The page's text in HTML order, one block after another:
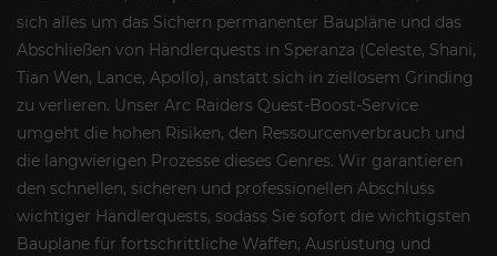
sich alles um das Sichern permanenter Baupläne und das
Abschließen von Händlerquests in Speranza (Celeste, Shani,
Tian Wen, Lance, Apollo), anstatt sich in ziellosem Grinding
zu verlieren. Unser Arc Raiders Quest-Boost-Service
umgeht die hohen Risiken, den Ressourcenverbrauch und
die langwierigen Prozesse dieses Genres. Wir garantieren
den schnellen, sicheren und professionellen Abschluss
wichtiger Händlerquests, sodass Sie sofort die wichtigsten
Baupläne für fortschrittliche Waffen, Ausrüstung und